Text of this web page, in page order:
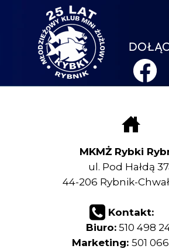
MKMŻ Rybki
ul. Pod Hałdą
44-206 Rybnik-
Kontakt:
Biuro: 510 498
Marketing: 501